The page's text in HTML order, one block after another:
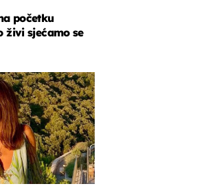
početku
živi sjećamo se